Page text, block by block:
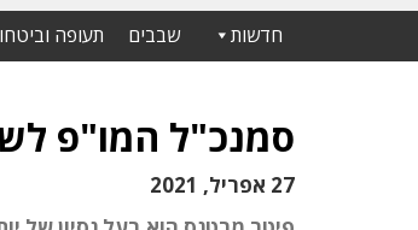
חדשות שבבים תעופה
סמנכ"ל המו"פ
27 אפריל, 2021